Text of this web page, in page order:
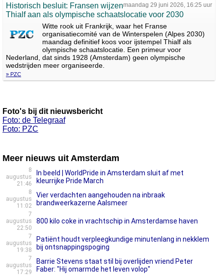
maandag 29 juni 2026, 16:25 uur
Historisch besluit: Fransen wijzen
Thialf aan als olympische schaatslocatie voor 2030
Witte rook uit Frankrijk, waar het Franse
organisatiecomité van de Winterspelen (Alpes 2030)
maandag definitief koos voor ijstempel Thialf als
olympische schaatslocatie. Een primeur voor
Nederland, dat sinds 1928 (Amsterdam) geen olympische
wedstrijden meer organiseerde.
» PZC
Foto's bij dit nieuwsbericht
Foto: de Telegraaf
Foto: PZC
Meer nieuws uit Amsterdam
8
augustus
21:46
In beeld | WorldPride in Amsterdam sluit af met
kleurrijke Pride March
8
augustus
11:02
Vier verdachten aangehouden na inbraak
brandweerkazerne Aalsmeer
7
augustus
22:50
800 kilo coke in vrachtschip in Amsterdamse haven
7
augustus
19:38
Patiënt houdt verpleegkundige minutenlang in nekklem
bij ontsnappingspoging
7
augustus
17:29
Barrie Stevens staat stil bij overlijden vriend Peter
Faber: "Hij omarmde het leven volop"